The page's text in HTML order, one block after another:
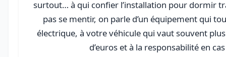
surtout… à qui confier l’installation pour dormir
pas se mentir, on parle d’un équipement qui
électrique, à votre véhicule qui vaut souvent
d’euros et à la responsabilité en